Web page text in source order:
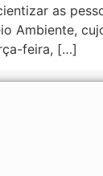
as
Ambiente,
feira, […]